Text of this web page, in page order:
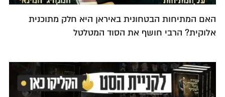
האם המתיחות הבטחונית באיראן היא חלק מתוכנית
אלוקית? הרבי חושף את הסוד המטלטל